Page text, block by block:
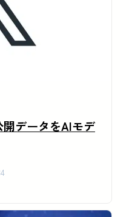
データをAIモデ